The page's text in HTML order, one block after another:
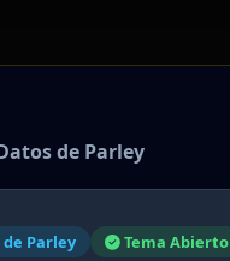
de Parley
de Parley Tema Abierto